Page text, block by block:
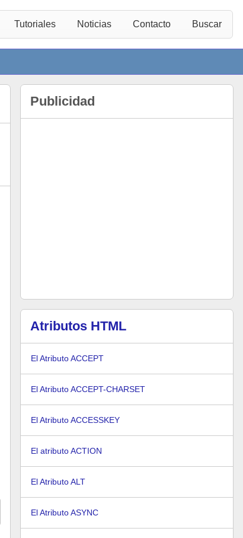
Tutoriales Noticias Contacto Buscar
Publicidad
Atributos HTML
El Atributo ACCEPT
El Atributo ACCEPT-CHARSET
El Atributo ACCESSKEY
El atributo ACTION
El Atributo ALT
El Atributo ASYNC